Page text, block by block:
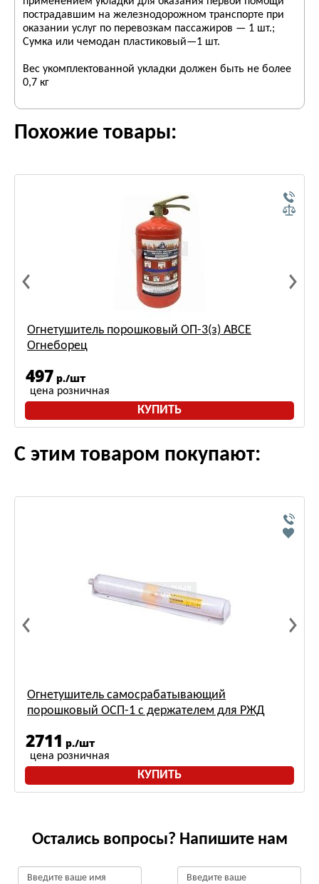
пострадавшим на железнодорожном транспорте при
оказании услуг по перевозкам пассажиров — 1 шт.;
Сумка или чемодан пластиковый—1 шт.
Вес укомплектованной укладки должен быть не более
0,7 кг
Похожие товары:
Огнетушитель порошковый ОП-3(з) АВСЕ
Огнеборец
497 р./шт
цена розничная
КУПИТЬ
С этим товаром покупают:
Огнетушитель самосрабатывающий
порошковый ОСП-1 с держателем для РЖД
2711 р./шт
цена розничная
КУПИТЬ
Остались вопросы? Напишите нам